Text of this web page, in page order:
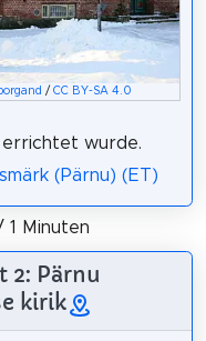
/CC BY-SA 4.0
errichtet wurde.
(Pärnu) (ET)
Minuten
2: Pärnu
kirik